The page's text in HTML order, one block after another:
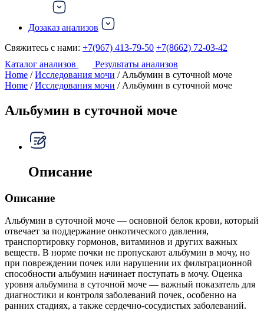
Дозаказ анализов
Свяжитесь с нами: +7(967) 413-79-50 +7(8662) 72-03-42
Каталог анализов
Результаты анализов
Home /Исследования мочи / Альбумин в суточной моче
Home /Исследования мочи / Альбумин в суточной моче
Альбумин в суточной моче
Описание
Описание
Альбумин в суточной моче — основной белок крови, который
отвечает за поддержание онкотического давления,
транспортировку гормонов, витаминов и других важных
веществ. В норме почки не пропускают альбумин в мочу, но
при повреждении почек или нарушении их фильтрационной
способности альбумин начинает поступать в мочу. Оценка
уровня альбумина в суточной моче — важный показатель для
диагностики и контроля заболеваний почек, особенно на
ранних стадиях, а также сердечно-сосудистых заболеваний.